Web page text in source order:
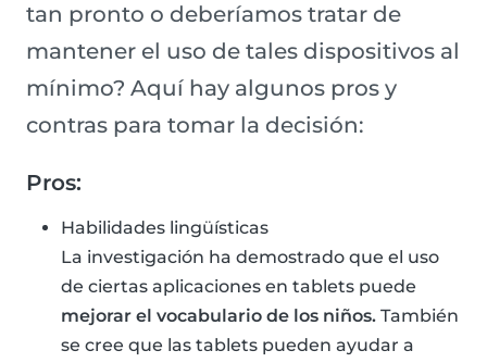
tan pronto o deberíamos tratar de
mantener el uso de tales dispositivos al
mínimo? Aquí hay algunos pros y
contras para tomar la decisión:
Pros:
Habilidades lingüísticas
La investigación ha demostrado que el uso
de ciertas aplicaciones en tablets puede
mejorar el vocabulario de los niños. También
se cree que las tablets pueden ayudar a